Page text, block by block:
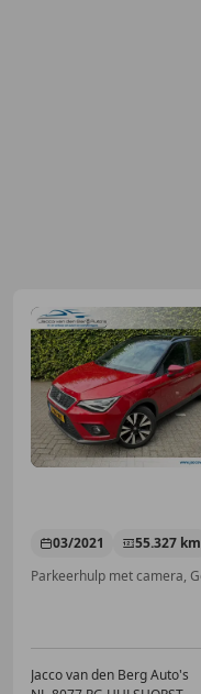
03/2021 55.327 km
Jacco van den Berg Auto's